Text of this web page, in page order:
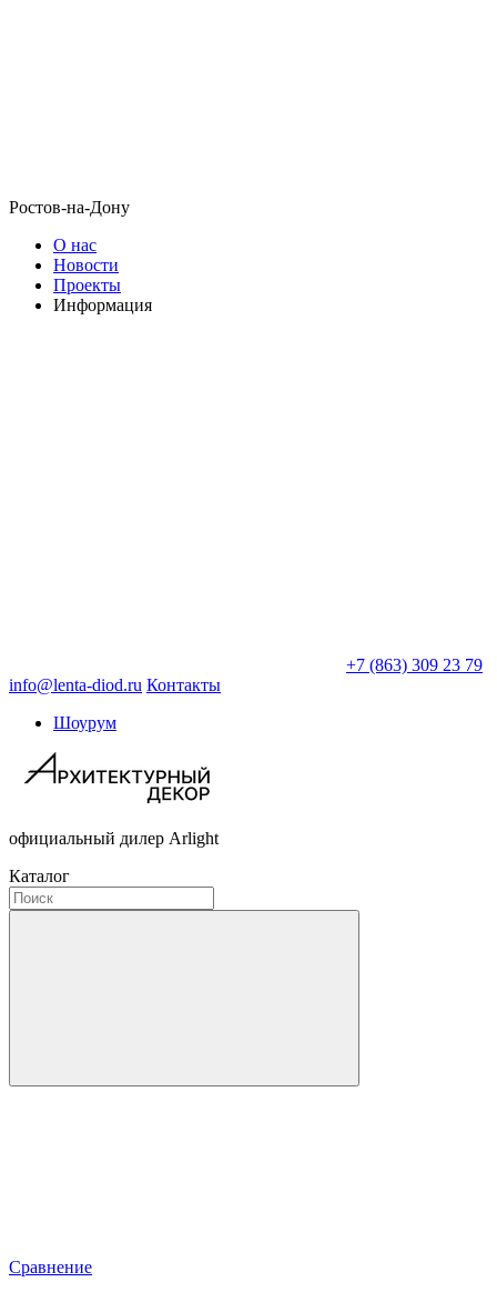
Ростов-на-Дону
О нас
Новости
Проекты
Информация
+7 (863) 309 23 79
info@lenta-diod.ru Контакты
Шоурум
официальный дилер Arlight
Каталог
Сравнение